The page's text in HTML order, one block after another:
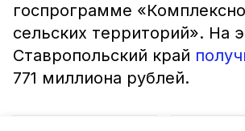
госпрограмме
сельских территорий». На
Ставропольский край
771 миллиона рублей.